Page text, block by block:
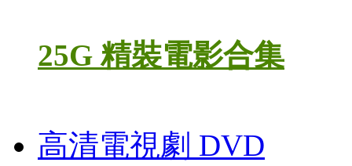
25G 精裝電影合集
高清電視劇 DVD